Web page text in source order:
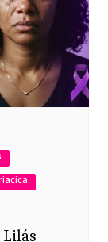
Lilás